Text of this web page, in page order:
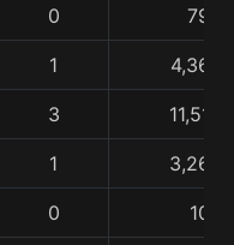
0
1
3
1
0